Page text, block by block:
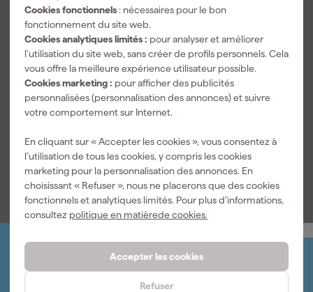
Cookies fonctionnels : nécessaires pour le bon
fonctionnement du site web.
Cookies analytiques limités : pour analyser et améliorer
l’utilisation du site web, sans créer de profils personnels. Cela
vous offre la meilleure expérience utilisateur possible.
Cookies marketing : pour afficher des publicités
personnalisées (personnalisation des annonces) et suivre
votre comportement sur Internet.
En cliquant sur « Accepter les cookies », vous consentez à
l’utilisation de tous les cookies, y compris les cookies
marketing pour la personnalisation des annonces. En
choisissant « Refuser », nous ne placerons que des cookies
fonctionnels et analytiques limités. Pour plus d’informations,
consultez politique en matièrede cookies.
Accepter les cookies
Refuser
DeWALT
DWE46150-
XJ Capot de
protection
Livré lundi
Prix de référence 83,79
83,69
TTC
Organisez-le vous-même
Connectez-vous et gérez vos commandes et vos